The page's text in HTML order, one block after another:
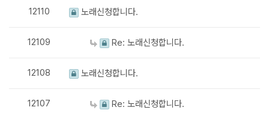
12110 노래신청합니다.
12109 Re: 노래신청합니다.
12108 노래신청합니다.
12107 Re: 노래신청합니다.